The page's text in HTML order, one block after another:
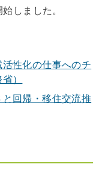
しました。
性化の仕事へのチ
）
回帰・移住交流推